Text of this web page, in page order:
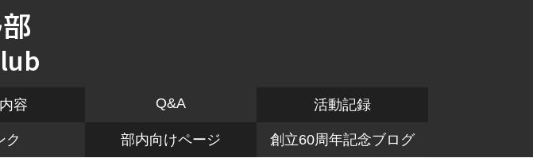
容 Q&A 活動記録
ク 部内向けページ 創立60周年記念ブログ